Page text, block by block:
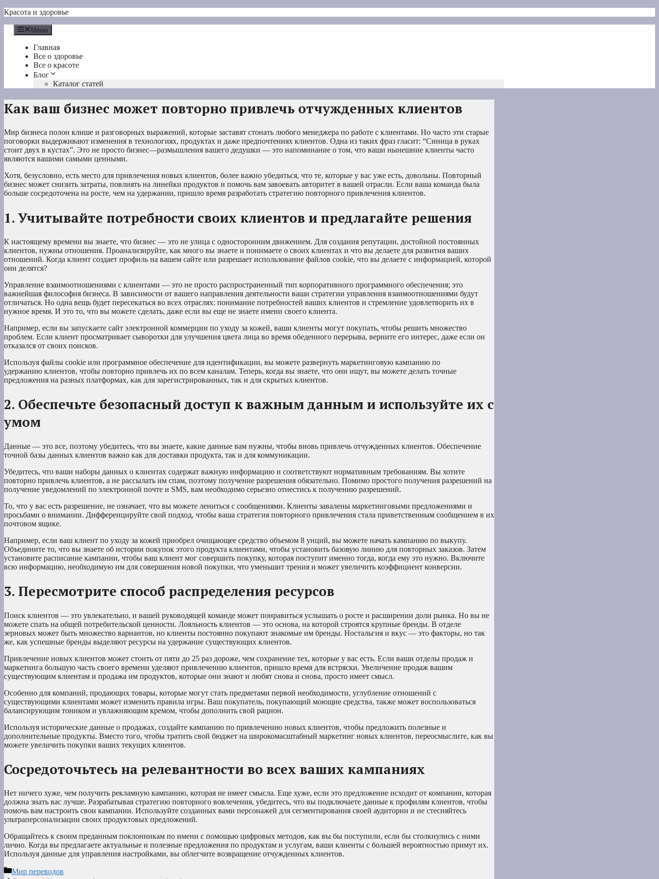
Перейти
содержимому
Красота и здоровье
Меню
Главная
Все о здоровье
Все о красоте
Блог
Каталог статей
Как ваш бизнес может повторно привлечь отчужденных клиентов
Мир бизнеса полон клише и разговорных выражений, которые заставят стонать любого менеджера по работе с клиентами. Но часто эти старые
поговорки выдерживают изменения в технологиях, продуктах и даже предпочтениях клиентов. Одна из таких фраз гласит: “Синица в руках
стоит двух в кустах”. Это не просто бизнес—размышления вашего дедушки — это напоминание о том, что ваши нынешние клиенты часто
являются вашими самыми ценными.
Хотя, безусловно, есть место для привлечения новых клиентов, более важно убедиться, что те, которые у вас уже есть, довольны. Повторный
бизнес может снизить затраты, повлиять на линейки продуктов и помочь вам завоевать авторитет в вашей отрасли. Если ваша команда была
больше сосредоточена на росте, чем на удержании, пришло время разработать стратегию повторного привлечения клиентов.
1. Учитывайте потребности своих клиентов и предлагайте решения
К настоящему времени вы знаете, что бизнес — это не улица с односторонним движением. Для создания репутации, достойной постоянных
клиентов, нужны отношения. Проанализируйте, как много вы знаете и понимаете о своих клиентах и что вы делаете для развития ваших
отношений. Когда клиент создает профиль на вашем сайте или разрешает использование файлов cookie, что вы делаете с информацией, которой
они делятся?
Управление взаимоотношениями с клиентами — это не просто распространенный тип корпоративного программного обеспечения; это
важнейшая философия бизнеса. В зависимости от вашего направления деятельности ваши стратегии управления взаимоотношениями будут
отличаться. Но одна вещь будет пересекаться во всех отраслях: понимание потребностей ваших клиентов и стремление удовлетворить их в
нужное время. И это то, что вы можете сделать, даже если вы еще не знаете имени своего клиента.
Например, если вы запускаете сайт электронной коммерции по уходу за кожей, ваши клиенты могут покупать, чтобы решить множество
проблем. Если клиент просматривает сыворотки для улучшения цвета лица во время обеденного перерыва, верните его интерес, даже если он
отказался от своих поисков.
Используя файлы cookie или программное обеспечение для идентификации, вы можете развернуть маркетинговую кампанию по
удержанию клиентов, чтобы повторно привлечь их по всем каналам. Теперь, когда вы знаете, что они ищут, вы можете делать точные
предложения на разных платформах, как для зарегистрированных, так и для скрытых клиентов.
2. Обеспечьте безопасный доступ к важным данным и используйте их с
умом
Данные — это все, поэтому убедитесь, что вы знаете, какие данные вам нужны, чтобы вновь привлечь отчужденных клиентов. Обеспечение
точной базы данных клиентов важно как для доставки продукта, так и для коммуникации.
Убедитесь, что ваши наборы данных о клиентах содержат важную информацию и соответствуют нормативным требованиям. Вы хотите
повторно привлечь клиентов, а не рассылать им спам, поэтому получение разрешения обязательно. Помимо простого получения разрешений на
получение уведомлений по электронной почте и SMS, вам необходимо серьезно отнестись к получению разрешений.
То, что у вас есть разрешение, не означает, что вы можете лениться с сообщениями. Клиенты завалены маркетинговыми предложениями и
просьбами о внимании. Дифференцируйте свой подход, чтобы ваша стратегия повторного привлечения стала приветственным сообщением в их
почтовом ящике.
Например, если ваш клиент по уходу за кожей приобрел очищающее средство объемом 8 унций, вы можете начать кампанию по выкупу.
Объедините то, что вы знаете об истории покупок этого продукта клиентами, чтобы установить базовую линию для повторных заказов. Затем
установите расписание кампании, чтобы ваш клиент мог совершить покупку, которая поступит именно тогда, когда ему это нужно. Включите
всю информацию, необходимую им для совершения новой покупки, что уменьшит трения и может увеличить коэффициент конверсии.
3. Пересмотрите способ распределения ресурсов
Поиск клиентов — это увлекательно, и вашей руководящей команде может понравиться услышать о росте и расширении доли рынка. Но вы не
можете спать на общей потребительской ценности. Лояльность клиентов — это основа, на которой строятся крупные бренды. В отделе
зерновых может быть множество вариантов, но клиенты постоянно покупают знакомые им бренды. Ностальгия и вкус — это факторы, но так
же, как успешные бренды выделяют ресурсы на удержание существующих клиентов.
Привлечение новых клиентов может стоить от пяти до 25 раз дороже, чем сохранение тех, которые у вас есть. Если ваши отделы продаж и
маркетинга большую часть своего времени уделяют привлечению клиентов, пришло время для встряски. Увеличение продаж вашим
существующим клиентам и продажа им продуктов, которые они знают и любят снова и снова, просто имеет смысл.
Особенно для компаний, продающих товары, которые могут стать предметами первой необходимости, углубление отношений с
существующими клиентами может изменить правила игры. Ваш покупатель, покупающий моющие средства, также может воспользоваться
балансирующим тоником и увлажняющим кремом, чтобы дополнить свой рацион.
Используя исторические данные о продажах, создайте кампанию по привлечению новых клиентов, чтобы предложить полезные и
дополнительные продукты. Вместо того, чтобы тратить свой бюджет на широкомасштабный маркетинг новых клиентов, переосмыслите, как вы
можете увеличить покупки ваших текущих клиентов.
Сосредоточьтесь на релевантности во всех ваших кампаниях
Нет ничего хуже, чем получить рекламную кампанию, которая не имеет смысла. Еще хуже, если это предложение исходит от компании, которая
должна знать вас лучше. Разрабатывая стратегию повторного вовлечения, убедитесь, что вы подключаете данные к профилям клиентов, чтобы
помочь вам настроить свои кампании. Используйте созданных вами персонажей для сегментирования своей аудитории и не стесняйтесь
ультраперсонализации своих продуктовых предложений.
Обращайтесь к своим преданным поклонникам по имени с помощью цифровых методов, как вы бы поступили, если бы столкнулись с ними
лично. Когда вы предлагаете актуальные и полезные предложения по продуктам и услугам, ваши клиенты с большей вероятностью примут их.
Используя данные для управления настройками, вы облегчите возвращение отчужденных клиентов.
Рубрики
Мир переводов